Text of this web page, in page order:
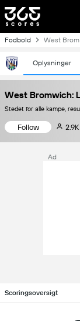
Fodbold West Brom
Oplysninger
West Bromwich:
Stedet for alle kampe,
Follow 2.9K
Ad
Scoringsoversigt